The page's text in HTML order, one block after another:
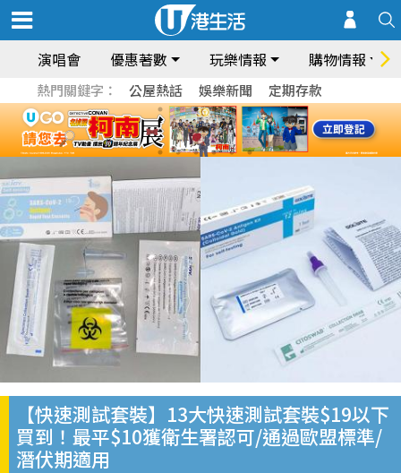
演唱會 優惠著數 玩樂情報 購物情報
熱門關鍵字： 公屋熱話 娛樂新聞 定期存款
【快速測試套裝】13大快速測試套裝$19以下
買到！最平$10獲衛生署認可/通過歐盟標準/
潛伏期適用